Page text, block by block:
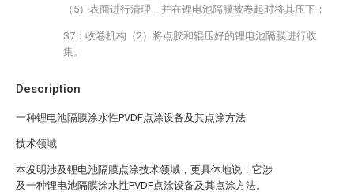
Description
一种锂电池隔膜涂水性PVDF点涂设备及其点涂方法
技术领域
本发明涉及锂电池隔膜点涂技术领域，更具体地说，它涉
及一种锂电池隔膜涂水性PVDF点涂设备及其点涂方法。
（5）表面进行清理，并在锂电池隔膜被卷起时将其压下；
S7：收卷机构（2）将点胶和辊压好的锂电池隔膜进行收
集。